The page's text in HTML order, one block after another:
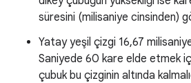
süresini (milisaniye cinsinden)
Yatay yeşil çizgi 16,67
Saniyede 60 kare elde etmek
çubuk bu çizginin altında